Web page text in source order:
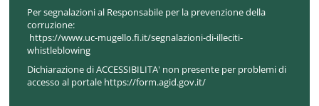
Per segnalazioni al Responsabile per la prevenzione della
corruzione:
https://www.uc-mugello.fi.it/segnalazioni-di-illeciti-
whistleblowing
Dichiarazione di ACCESSIBILITA' non presente per problemi di
accesso al portale https://form.agid.gov.it/